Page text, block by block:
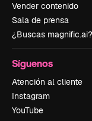
Vender contenido
Sala de prensa
¿Buscas magnific.ai?
Síguenos
Atención al cliente
Instagram
YouTube